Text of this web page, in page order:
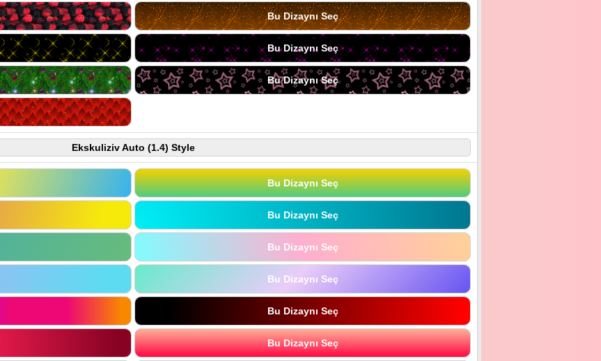
Bu Dizaynı Seç
Bu Dizaynı Seç
Bu Dizaynı Seç
Ekskuliziv Auto (1.4) Style
Bu Dizaynı Seç
Bu Dizaynı Seç
Bu Dizaynı Seç
Bu Dizaynı Seç
Bu Dizaynı Seç
Bu Dizaynı Seç